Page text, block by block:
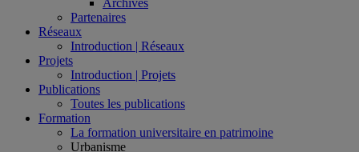
Archives
Partenaires
Réseaux
Introduction | Réseaux
Projets
Introduction | Projets
Publications
Toutes les publications
Formation
La formation universitaire en patrimoine
Urbanisme